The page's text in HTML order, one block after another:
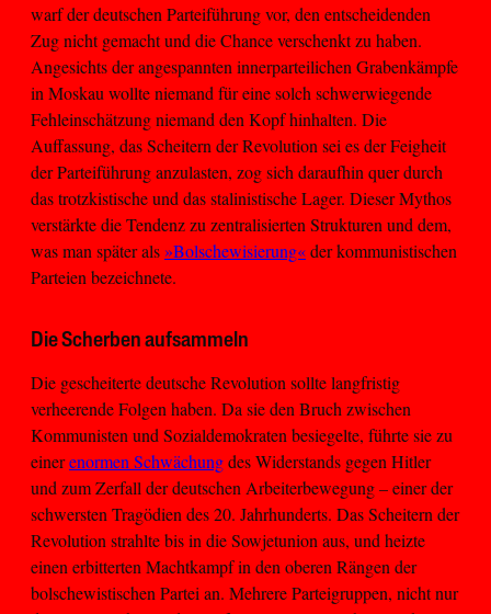
warf der deutschen Parteiführung vor, den entscheidenden
Zug nicht gemacht und die Chance verschenkt zu haben.
Angesichts der angespannten innerparteilichen Grabenkämpfe
in Moskau wollte niemand für eine solch schwerwiegende
Fehleinschätzung niemand den Kopf hinhalten. Die
Auffassung, das Scheitern der Revolution sei es der Feigheit
der Parteiführung anzulasten, zog sich daraufhin quer durch
das trotzkistische und das stalinistische Lager. Dieser Mythos
verstärkte die Tendenz zu zentralisierten Strukturen und dem,
was man später als»Bolschewisierung«der kommunistischen
Parteien bezeichnete.
Die Scherben aufsammeln
Die gescheiterte deutsche Revolution sollte langfristig
verheerende Folgen haben. Da sie den Bruch zwischen
Kommunisten und Sozialdemokraten besiegelte, führte sie zu
einerenormen Schwächungdes Widerstands gegen Hitler
und zum Zerfall der deutschen Arbeiterbewegung – einer der
schwersten Tragödien des 20. Jahrhunderts. Das Scheitern der
Revolution strahlte bis in die Sowjetunion aus, und heizte
einen erbitterten Machtkampf in den oberen Rängen der
bolschewistischen Partei an. Mehrere Parteigruppen, nicht nur